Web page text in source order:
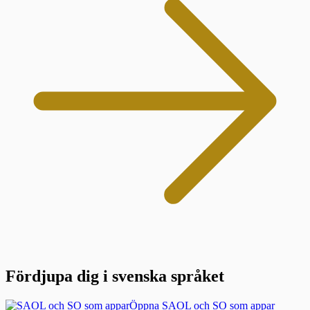
Fördjupa dig i svenska språket
Öppna SAOL och SO som appar